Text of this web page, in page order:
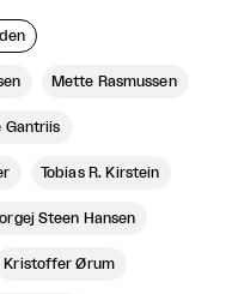
Mette Rasmussen
Gantriis
Tobias R. Kirstein
Steen Hansen
Kristoffer Ørum